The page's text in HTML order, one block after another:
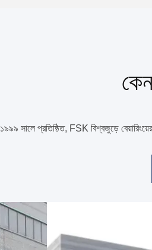
১৯৯৯ সালে প্রতিষ্ঠিত, FSK বিশ্বজুড়ে